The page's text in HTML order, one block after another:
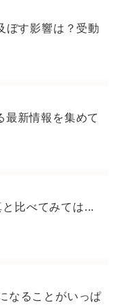
ぼす影響は？受動
最新情報を集めて
比べてみては...
なることがいっぱ